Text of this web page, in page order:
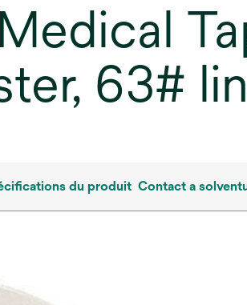
63#
du produit Contact a